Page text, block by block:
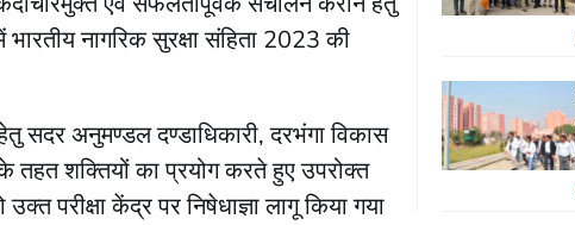
नागरिक सुरक्षा संहिता 2023 की
सदर अनुमण्डल दण्डाधिकारी, दरभंगा विकास
के तहत शक्तियों का प्रयोग करते हुए उपरोक्त
परीक्षा केंद्र पर निषेधाज्ञा लागू किया गया